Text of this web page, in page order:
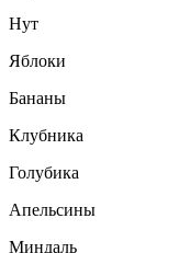
Нут
Яблоки
Бананы
Клубника
Голубика
Апельсины
Миндаль